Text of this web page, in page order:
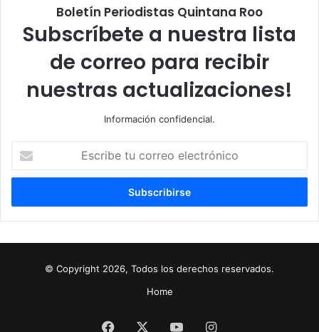
Boletín Periodistas Quintana Roo
Subscríbete a nuestra lista
de correo para recibir
nuestras actualizaciones!
Información confidencial.
correo
© Copyright 2026, Todos los derechos reservados.
Home
Facebook YouTubeInstagram